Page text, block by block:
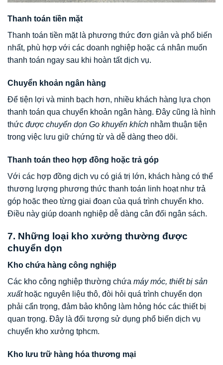
Thanh toán tiền mặt
Thanh toán tiền mặt là phương thức đơn giản và phổ biến
nhất, phù hợp với các doanh nghiệp hoặc cá nhân muốn
thanh toán ngay sau khi hoàn tất dịch vụ.
Chuyển khoản ngân hàng
Để tiện lợi và minh bạch hơn, nhiều khách hàng lựa chọn
thanh toán qua chuyển khoản ngân hàng. Đây cũng là hình
thức được chuyển dọn Go khuyến khích nhằm thuận tiện
trong việc lưu giữ chứng từ và dễ dàng theo dõi.
Thanh toán theo hợp đồng hoặc trả góp
Với các hợp đồng dịch vụ có giá trị lớn, khách hàng có thể
thương lượng phương thức thanh toán linh hoạt như trả
góp hoặc theo từng giai đoạn của quá trình chuyển kho.
Điều này giúp doanh nghiệp dễ dàng cân đối ngân sách.
7. Những loại kho xưởng thường được
chuyển dọn
Kho chứa hàng công nghiệp
Các kho công nghiệp thường chứa máy móc, thiết bị sản
xuấthoặc nguyên liệu thô, đòi hỏi quá trình chuyển dọn
phải cẩn trọng, đảm bảo không làm hỏng hóc các thiết bị
quan trọng. Đây là đối tượng sử dụng phổ biến dịch vụ
chuyển kho xưởng tphcm.
Kho lưu trữ hàng hóa thương mại